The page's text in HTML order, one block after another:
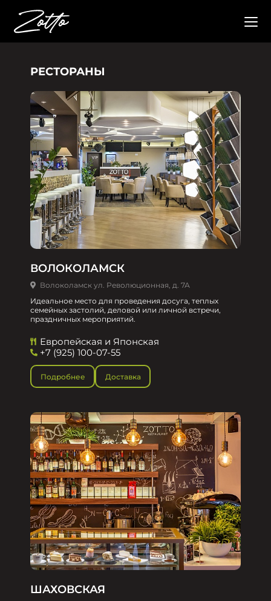
РЕСТОРАНЫ
ВОЛОКОЛАМСК
Волоколамск ул. Революционная, д. 7А
Идеальное место для проведения досуга, теплых
семейных застолий, деловой или личной встречи,
праздничных мероприятий.
Европейская и Японская
+7 (925) 100-07-55
Подробнее Доставка
ШАХОВСКАЯ